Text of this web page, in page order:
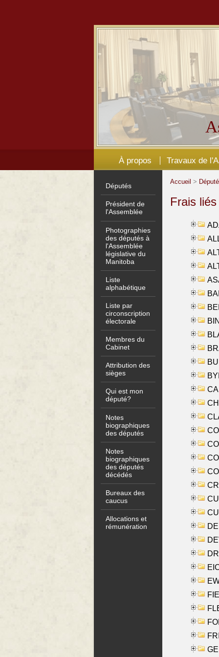
À propos Travaux de
Députés
Président de
l'Assemblée
Photographies
des députés à
l'Assemblée
législative du
Manitoba
Liste
alphabétique
Liste par
circonscription
électorale
Membres du
Cabinet
Attribution des
sièges
Qui est mon
député?
Notes
biographiques
des députés
Notes
biographiques
des députés
décédés
Bureaux des
caucus
Allocations et
rémunération
Accueil >
Frais